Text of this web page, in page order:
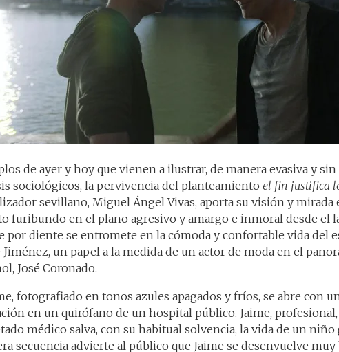
de ayer y hoy que vienen a ilustrar, de manera evasiva y
sociológicos, la pervivencia del planteamiento el fin justifica
sevillano, Miguel Ángel Vivas, aporta su visión y mirada
furibundo en el plano agresivo y amargo e inmoral desde el
por diente se entromete en la cómoda y confortable vida del
Jiménez, un papel a la medida de un actor de moda en el
José Coronado.
fotografiado en tonos azules apagados y fríos, se abre con
en un quirófano de un hospital público. Jaime,
médico salva, con su habitual solvencia, la vida de un niño
secuencia advierte al público que Jaime se desenvuelve